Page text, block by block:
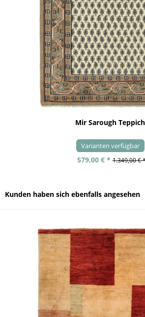
Mir Sarough Teppich
Varianten verfügbar
579,00 € * 1.349,00 €
Kunden haben sich ebenfalls angesehen